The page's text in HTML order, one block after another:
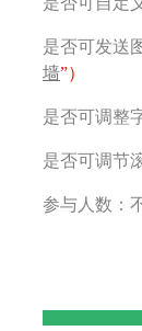
是否可发送
墙”）
是否可调整
是否可调节
参与人数：